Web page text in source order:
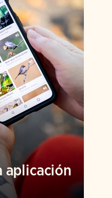
aplicación